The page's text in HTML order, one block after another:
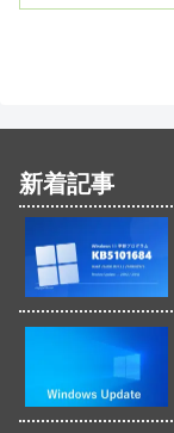
新着記事